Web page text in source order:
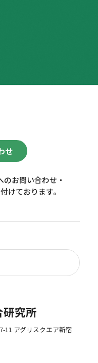
せ
お問い合わせ・
けております。
究所
11 アグリスクエア新宿